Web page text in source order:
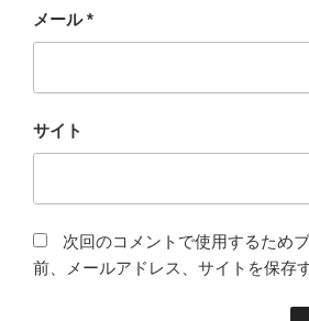
メール*
サイト
次回のコメントで使用するため
前、メールアドレス、サイトを保存す